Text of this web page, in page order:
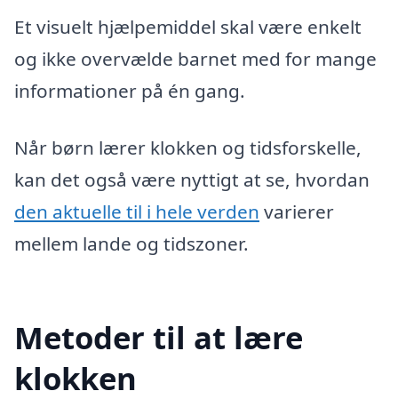
Et visuelt hjælpemiddel skal være enkelt
og ikke overvælde barnet med for mange
informationer på én gang.
Når børn lærer klokken og tidsforskelle,
kan det også være nyttigt at se, hvordan
den aktuelle til i hele verden varierer
mellem lande og tidszoner.
Metoder til at lære
klokken